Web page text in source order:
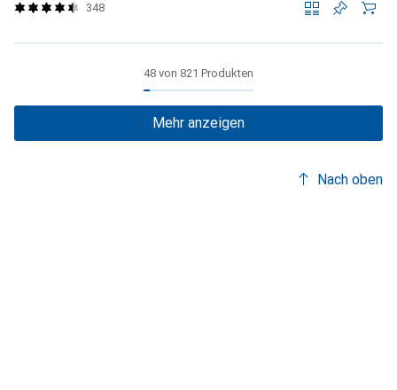
348
48 von 821 Produkten
Mehr anzeigen
Nach oben